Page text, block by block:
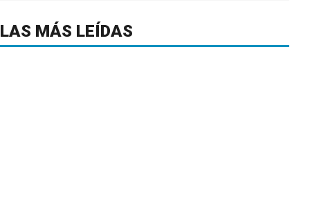
LAS MÁS LEÍDAS